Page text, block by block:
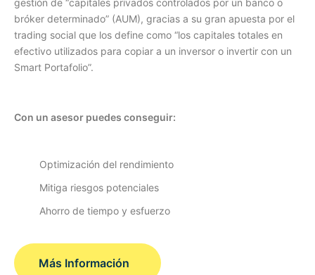
gestión de “capitales privados controlados por un banco o
bróker determinado” (AUM), gracias a su gran apuesta por el
trading social que los define como “los capitales totales en
efectivo utilizados para copiar a un inversor o invertir con un
Smart Portafolio”.
Con un asesor puedes conseguir:
Optimización del rendimiento
Mitiga riesgos potenciales
Ahorro de tiempo y esfuerzo
Más Información